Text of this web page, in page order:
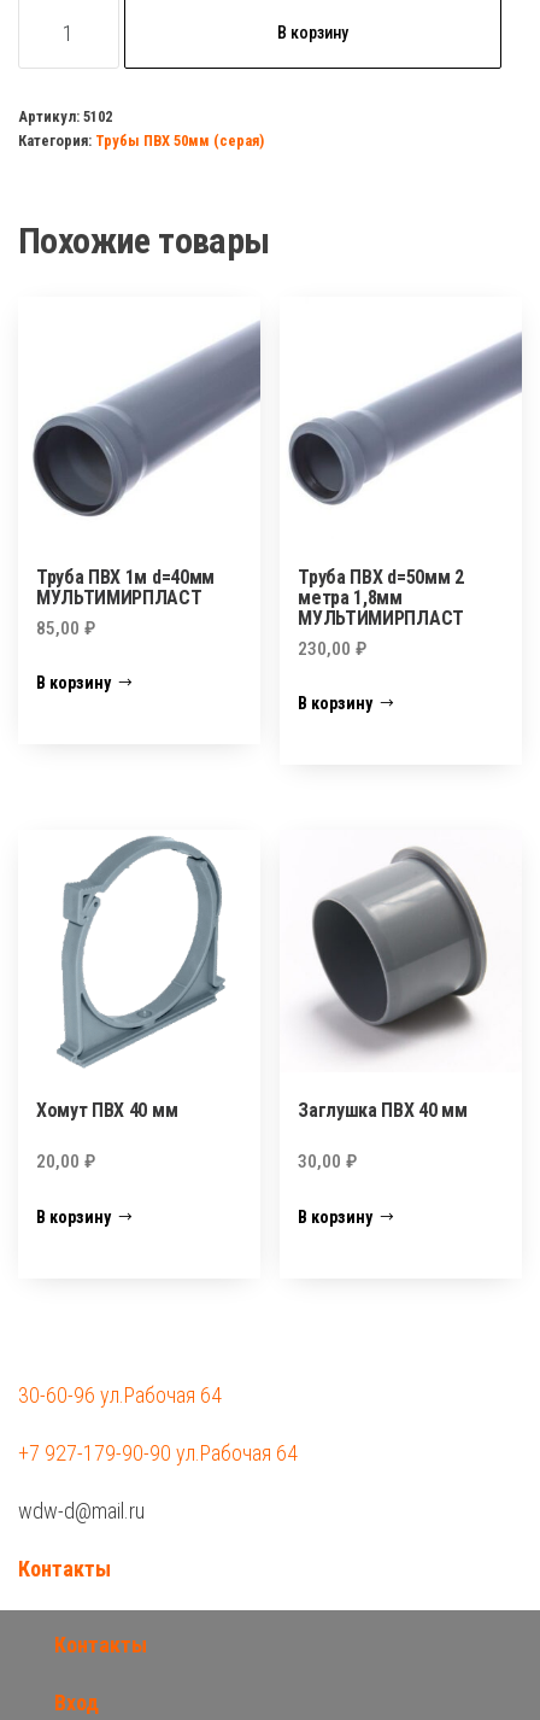
товара
ПВХ
d=32/32мм
В корзину
Артикул: 5102
Категория: Трубы ПВХ 50мм (серая)
Похожие товары
Труба ПВХ 1м d=40мм
МУЛЬТИМИРПЛАСТ
85,00 ₽
В корзину
Труба ПВХ d=50мм 2
метра 1,8мм
МУЛЬТИМИРПЛАСТ
230,00₽
В корзину
Хомут ПВХ 40 мм
20,00 ₽
В корзину
Заглушка ПВХ 40 мм
30,00₽
В корзину
30-60-96 ул.Рабочая 64
+7 927-179-90-90 ул.Рабочая 64
wdw-d@mail.ru
Контакты
Контакты
Вход